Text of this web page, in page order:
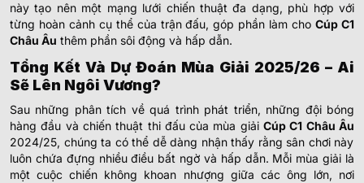
này tạo nên một mạng lưới chiến thuật đa dạng, phù hợp với
từng hoàn cảnh cụ thể của trận đấu, góp phần làm choCúp C1
Châu Âu thêm phần sôi động và hấp dẫn.
Tổng Kết Và Dự Đoán Mùa Giải 2025/26 – Ai
Sẽ Lên Ngôi Vương?
Sau những phân tích về quá trình phát triển, những đội bóng
hàng đầu và chiến thuật thi đấu của mùa giảiCúp C1 Châu Âu
2024/25, chúng ta có thể dễ dàng nhận thấy rằng sân chơi này
luôn chứa đựng nhiều điều bất ngờ và hấp dẫn. Mỗi mùa giải là
một cuộc chiến không khoan nhượng giữa các ông lớn, nơi